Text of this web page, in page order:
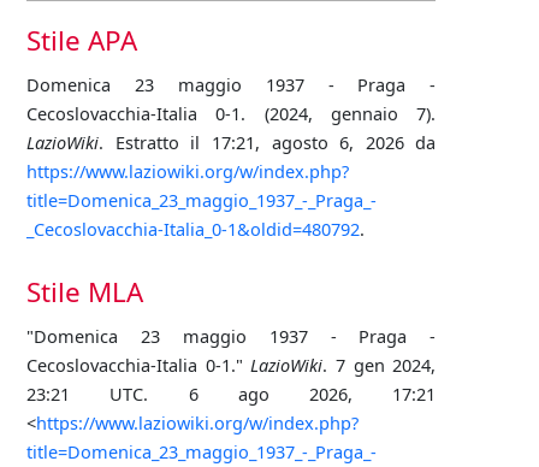
Stile APA
Domenica 23 maggio 1937 - Praga -
Cecoslovacchia-Italia 0-1. (2024, gennaio 7).
LazioWiki. Estratto il 17:21, agosto 6, 2026 da
https://www.laziowiki.org/w/index.php?
title=Domenica_23_maggio_1937_-_Praga_-
_Cecoslovacchia-Italia_0-1&oldid=480792.
Stile MLA
"Domenica 23 maggio 1937 - Praga -
Cecoslovacchia-Italia 0-1."LazioWiki. 7 gen 2024,
23:21 UTC. 6 ago 2026, 17:21
<https://www.laziowiki.org/w/index.php?
title=Domenica_23_maggio_1937_-_Praga_-